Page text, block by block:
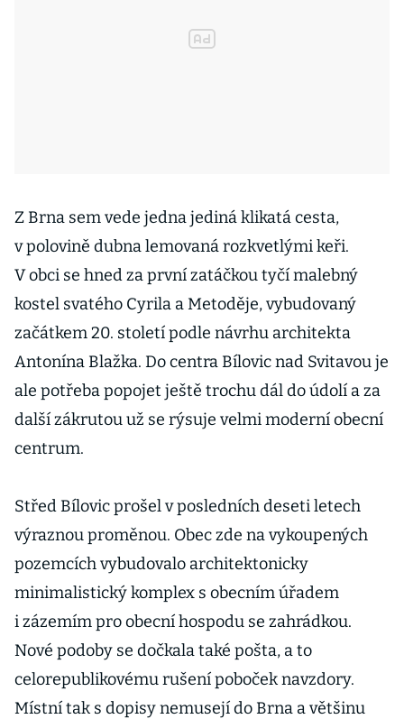
Z Brna sem vede jedna jediná klikatá cesta,
v polovině dubna lemovaná rozkvetlými keři.
V obci se hned za první zatáčkou tyčí malebný
kostel svatého Cyrila a Metoděje, vybudovaný
začátkem 20. století podle návrhu architekta
Antonína Blažka. Do centra Bílovic nad Svitavou je
ale potřeba popojet ještě trochu dál do údolí a za
další zákrutou už se rýsuje velmi moderní obecní
centrum.
Střed Bílovic prošel v posledních deseti letech
výraznou proměnou. Obec zde na vykoupených
pozemcích vybudovalo architektonicky
minimalistický komplex s obecním úřadem
i zázemím pro obecní hospodu se zahrádkou.
Nové podoby se dočkala také pošta, a to
celorepublikovému rušení poboček navzdory.
Místní tak s dopisy nemusejí do Brna a většinu